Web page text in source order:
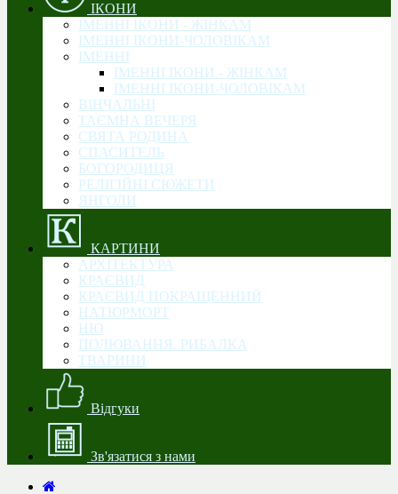
ІКОНИ
ІМЕННІ ІКОНИ - ЖІНКАМ
ІМЕННІ ІКОНИ-ЧОЛОВІКАМ
ІМЕННІ
ІМЕННІ ІКОНИ - ЖІНКАМ
ІМЕННІ ІКОНИ-ЧОЛОВІКАМ
ВІНЧАЛЬНІ
ТАЄМНА ВЕЧЕРЯ
СВЯТА РОДИНА
CПАСИТЕЛЬ
БОГОРОДИЦЯ
РЕЛІГІЙНІ СЮЖЕТИ
ЯНГОЛИ
КАРТИНИ
АРХІТЕКТУРА
КРАЄВИД
КРАЄВИД ПОКРАЩЕННИЙ
НАТЮРМОРТ
НЮ
ПОЛЮВАННЯ. РИБАЛКА
ТВАРИНИ
Відгуки
Зв'язатися з нами